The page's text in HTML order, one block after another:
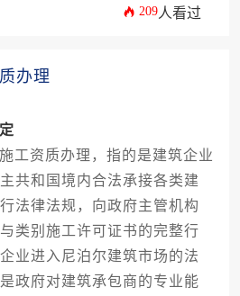
209人看过
办理
资质办理，指的是建筑企业
共和国境内合法承接各类建
法律法规，向政府主管机构
类别施工许可证书的完整行
业进入尼泊尔建筑市场的法
政府对建筑承包商的专业能